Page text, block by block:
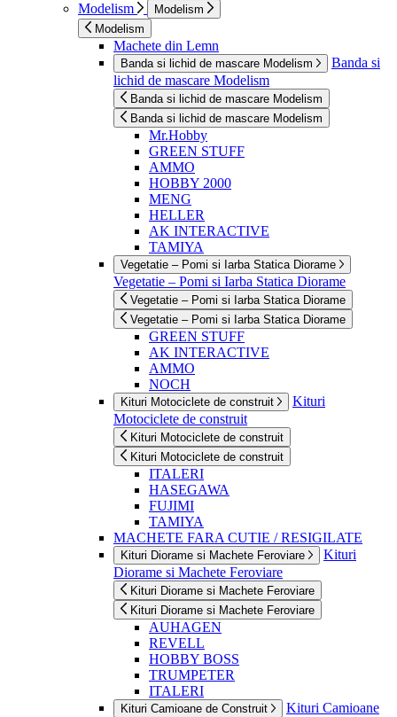
Modelism
Modelism
Modelism
Machete din Lemn
Banda si lichid de mascare Modelism
Banda si
lichid de mascare Modelism
Banda si lichid de mascare Modelism
Banda si lichid de mascare Modelism
Mr.Hobby
GREEN STUFF
AMMO
HOBBY 2000
MENG
HELLER
AK INTERACTIVE
TAMIYA
Vegetatie – Pomi si Iarba Statica Diorame
Vegetatie – Pomi si Iarba Statica Diorame
Vegetatie – Pomi si Iarba Statica Diorame
Vegetatie – Pomi si Iarba Statica Diorame
GREEN STUFF
AK INTERACTIVE
AMMO
NOCH
Kituri Motociclete de construit
Kituri
Motociclete de construit
Kituri Motociclete de construit
Kituri Motociclete de construit
ITALERI
HASEGAWA
FUJIMI
TAMIYA
MACHETE FARA CUTIE / RESIGILATE
Kituri Diorame si Machete Feroviare
Kituri
Diorame si Machete Feroviare
Kituri Diorame si Machete Feroviare
Kituri Diorame si Machete Feroviare
AUHAGEN
REVELL
HOBBY BOSS
TRUMPETER
ITALERI
Kituri Camioane de Construit
Kituri Camioane